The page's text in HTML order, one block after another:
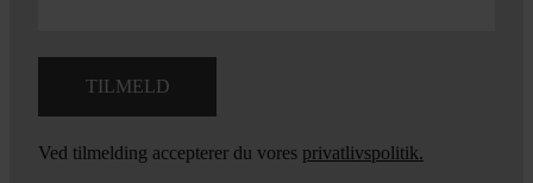
Ved tilmelding accepterer du vores privatlivspolitik.